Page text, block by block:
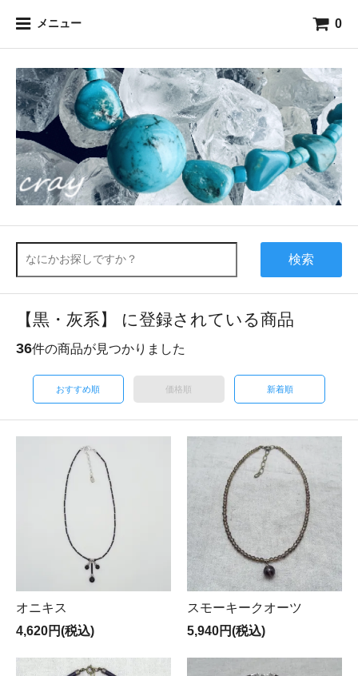
メニュー 0
検索
【黒・灰系】 に登録されている商品
36件の商品が見つかりました
おすすめ順 価格順 新着順
オニキス
4,620円(税込)
スモーキークオーツ
5,940円(税込)